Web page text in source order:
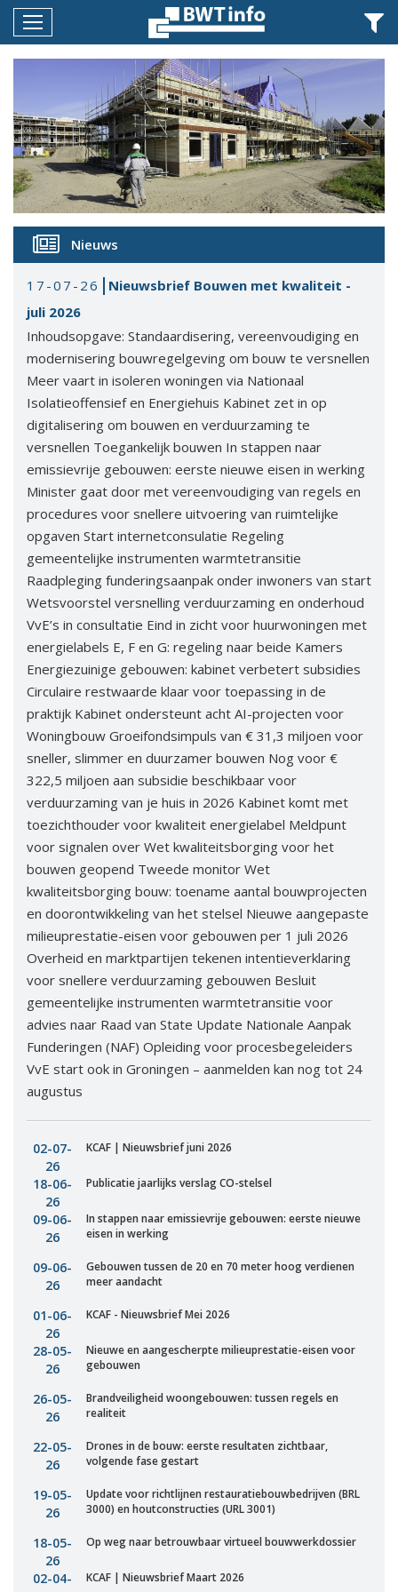
Menu
Home
Agenda
Documenten
Dossiers
Fotoalbums
Opleidingen
Over
BWT
BMK
Vacatures
Vereniging
BWT
Contact
Nieuws
17-07-26
Nieuwsbrief Bouwen met kwaliteit -
juli 2026
Inhoudsopgave: Standaardisering, vereenvoudiging en
modernisering bouwregelgeving om bouw te versnellen
Meer vaart in isoleren woningen via Nationaal
Isolatieoffensief en Energiehuis Kabinet zet in op
digitalisering om bouwen en verduurzaming te
versnellen Toegankelijk bouwen In stappen naar
emissievrije gebouwen: eerste nieuwe eisen in werking
Minister gaat door met vereenvoudiging van regels en
procedures voor snellere uitvoering van ruimtelijke
opgaven Start internetconsulatie Regeling
gemeentelijke instrumenten warmtetransitie
Raadpleging funderingsaanpak onder inwoners van start
Wetsvoorstel versnelling verduurzaming en onderhoud
VvE’s in consultatie Eind in zicht voor huurwoningen met
energielabels E, F en G: regeling naar beide Kamers
Energiezuinige gebouwen: kabinet verbetert subsidies
Circulaire restwaarde klaar voor toepassing in de
praktijk Kabinet ondersteunt acht AI-projecten voor
Woningbouw Groeifondsimpuls van € 31,3 miljoen voor
sneller, slimmer en duurzamer bouwen Nog voor €
322,5 miljoen aan subsidie beschikbaar voor
verduurzaming van je huis in 2026 Kabinet komt met
toezichthouder voor kwaliteit energielabel Meldpunt
voor signalen over Wet kwaliteitsborging voor het
bouwen geopend Tweede monitor Wet
kwaliteitsborging bouw: toename aantal bouwprojecten
en doorontwikkeling van het stelsel Nieuwe aangepaste
milieuprestatie-eisen voor gebouwen per 1 juli 2026
Overheid en marktpartijen tekenen intentieverklaring
voor snellere verduurzaming gebouwen Besluit
gemeentelijke instrumenten warmtetransitie voor
advies naar Raad van State Update Nationale Aanpak
Funderingen (NAF) Opleiding voor procesbegeleiders
VvE start ook in Groningen – aanmelden kan nog tot 24
augustus
02-07-
26
KCAF | Nieuwsbrief juni 2026
18-06-
26
Publicatie jaarlijks verslag CO-stelsel
09-06-
26
In stappen naar emissievrije gebouwen: eerste nieuwe
eisen in werking
09-06-
26
Gebouwen tussen de 20 en 70 meter hoog verdienen
meer aandacht
01-06-
26
KCAF - Nieuwsbrief Mei 2026
28-05-
26
Nieuwe en aangescherpte milieuprestatie-eisen voor
gebouwen
26-05-
26
Brandveiligheid woongebouwen: tussen regels en
realiteit
22-05-
26
Drones in de bouw: eerste resultaten zichtbaar,
volgende fase gestart
19-05-
26
Update voor richtlijnen restauratiebouwbedrijven (BRL
3000) en houtconstructies (URL 3001)
18-05-
26
Op weg naar betrouwbaar virtueel bouwwerkdossier
02-04-
KCAF | Nieuwsbrief Maart 2026